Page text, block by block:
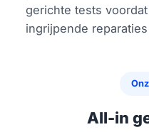
gerichte tests
ingrijpende
All-in